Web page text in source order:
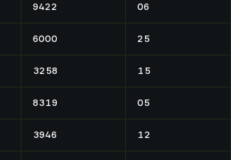
9422 06
6000 25
3258 15
8319 05
3946 12